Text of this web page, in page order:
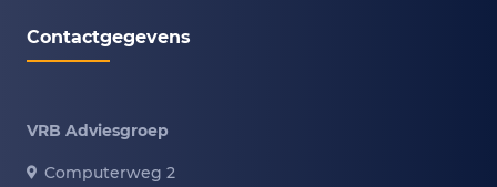
Contactgegevens
VRB Adviesgroep
Computerweg 2